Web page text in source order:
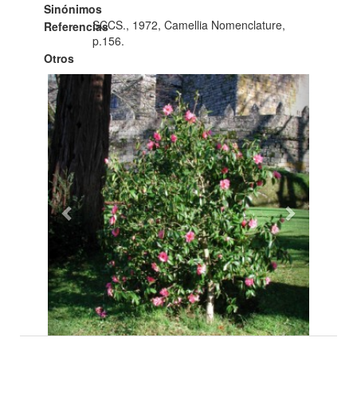
Sinónimos
ReferenciasSCCS., 1972, Camellia Nomenclature,
p.156.
Otros